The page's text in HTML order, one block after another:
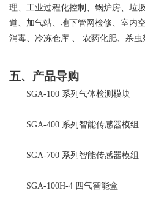
理、工业过程化控制、锅炉房、垃
道、加气站、地下管网检修、室内
消毒、冷冻仓库 、 农药化肥、杀虫
五、产品导购
SGA-100 系列气体检测模块
SGA-400 系列智能传感器模组
SGA-700 系列智能传感器模组
SGA-100H-4 四气智能盒